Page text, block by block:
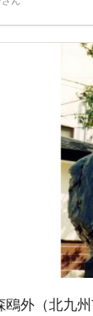
鴎外（北九州